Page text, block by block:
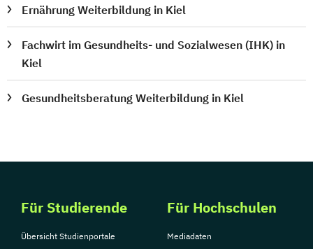
Ernährung Weiterbildung in Kiel
Fachwirt im Gesundheits- und Sozialwesen (IHK) in
Kiel
Gesundheitsberatung Weiterbildung in Kiel
Für Studierende
Übersicht Studienportale
Für Hochschulen
Mediadaten